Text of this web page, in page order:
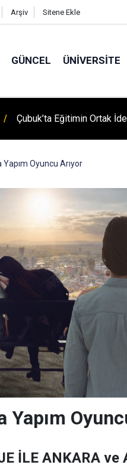
Arşiv Sitene Ekle
GÜNCEL ÜNIVERSITE
ÇUBUK’TA ‘YAZA
Yapım Oyuncu Arıyor
Yapım
İLE ANKARA ve